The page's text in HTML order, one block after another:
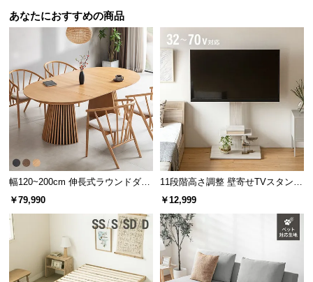
あなたにおすすめの商品
幅120~200cm 伸長式ラウンドダイ
ニングテーブル 6人掛け 天然木突
￥79,990
11段階高さ調整 壁寄せTVスタンド
キャスター付き 上下左右角度調節
￥12,999